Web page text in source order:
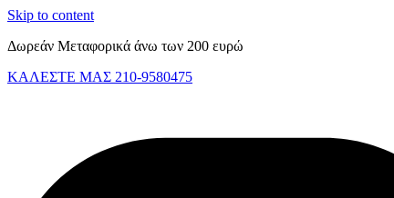
Skip to content
Δωρεάν Μεταφορικά άνω των 200 ευρώ
ΚΑΛΕΣΤΕ ΜΑΣ 210-9580475